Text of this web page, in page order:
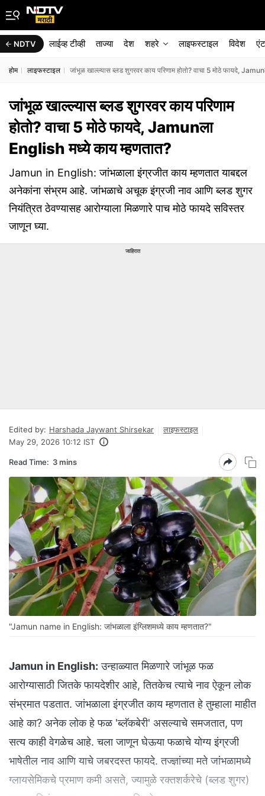
NDTV लाईव्ह टीव्ही ताज्या देश शहरे लाइफस्टाइल विदेश
होम लाइफस्टाइल जांभूळ खाल्ल्यास ब्लड शुगरवर काय परिणाम होतो? वाचा 5 मोठे फायदे,
जांभूळ खाल्ल्यास ब्लड शुगरवर काय परिणाम
होतो? वाचा 5 मोठे फायदे, Jamunला
English मध्ये काय म्हणतात?
Jamun in English: जांभळाला इंग्रजीत काय म्हणतात याबद्दल
अनेकांना संभ्रम आहे. जांभळाचे अचूक इंग्रजी नाव आणि ब्लड शुगर
नियंत्रित ठेवण्यासह आरोग्याला मिळणारे पाच मोठे फायदे सविस्तर
जाणून घ्या.
जाहिरात
Edited by: Harshada Jaywant Shirsekar
लाइफस्टाइल
May 29, 2026 10:12 IST
Read Time: 3 mins
"Jamun name in English: जांभळाला इंग्लिशमध्ये काय म्हणतात?"
Jamun in English: उन्हाळ्यात मिळणारे जांभूळ फळ
आरोग्यासाठी जितके फायदेशीर आहे, तितकेच त्याचे नाव ऐकून लोक
संभ्रमात पडतात. जांभळाला इंग्रजीत काय म्हणतात हे तुम्हाला माहीत
आहे का? अनेक लोक हे फळ 'ब्लॅकबेरी' असल्याचे समजतात, पण
सत्य काही वेगळेच आहे. चला जाणून घेऊया फळाचे योग्य इंग्रजी
भाषेतील नाव आणि याचे जबरदस्त फायदे. तज्ज्ञांच्या मते जांभळामध्ये
ग्लायसेमिकचे प्रमाण कमी असते, ज्यामुळे रक्तशर्करेचे (ब्लड शुगर)